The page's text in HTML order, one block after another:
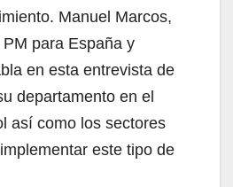
Manuel Marcos,
para España y
en esta entrevista de
departamento en el
así como los sectores
este tipo de